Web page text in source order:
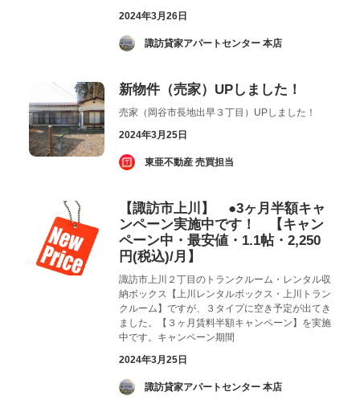
2024年3月26日
­ 諏訪貸家アパートセンター 本店
新物件（売家）UPしました！
売家（岡谷市長地出早３丁目）UPしました！
2024年3月25日
­ 東亜不動産 売買担当
【諏訪市上川】 ●3ヶ月半額キャ
ンペーン実施中です！ 【キャン
ペーン中・最安値・1.1帖・2,250
円(税込)/月】
諏訪市上川２丁目のトランクルーム・レンタル収
納ボックス【上川レンタルボックス・上川トラン
クルーム】ですが、３タイプに空き予定が出てき
ました。【３ヶ月賃料半額キャンペーン】を実施
中です。キャンペーン期間
2024年3月25日
­ 諏訪貸家アパートセンター 本店